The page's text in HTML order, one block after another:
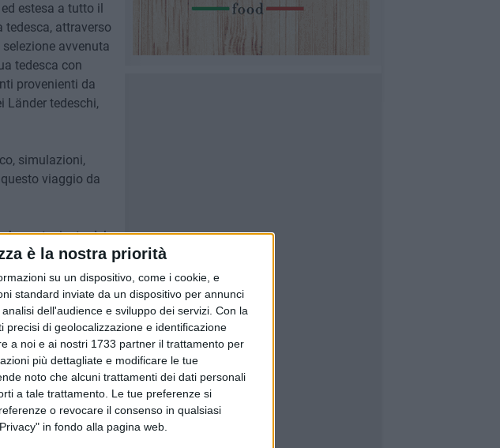
è la nostra priorità
su un dispositivo, come i cookie, e
standard inviate da un dispositivo per annunci
dell'audience e sviluppo dei servizi. Con la
di geolocalizzazione e identificazione
a noi e ai nostri 1733 partner il trattamento per
più dettagliate e modificare le tue
noto che alcuni trattamenti dei dati personali
a tale trattamento. Le tue preferenze si
o revocare il consenso in qualsiasi
in fondo alla pagina web.
estesa a tutto il
attraverso
avvenuta
tedesca con
provenienti da
Länder tedeschi,
simulazioni,
viaggio da
entusiasta del
sorprende
tutte le
a farci